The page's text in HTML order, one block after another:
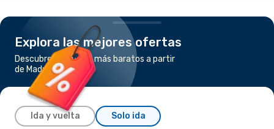
Explora las mejores ofertas
Descubre los vuelos más baratos a partir
de Madrid a Tokio
Ida y vuelta Solo ida